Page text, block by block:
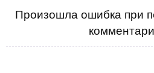
Произошла ошибка при